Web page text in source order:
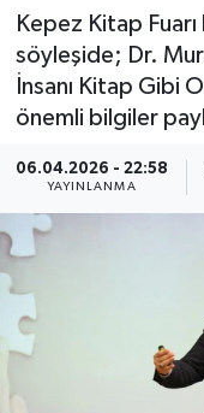
Kepez Kitap
söyleşide; Dr.
İnsanı Kitap Gibi
önemli bilgiler
06.04.2026 - 22:58
YAYINLANMA